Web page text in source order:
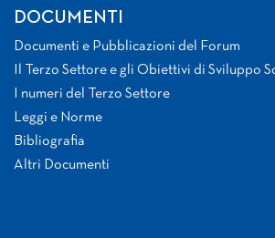
DOCUMENTI
Documenti e Pubblicazioni del Forum
Il Terzo Settore e gli Obiettivi di Sviluppo
I numeri del Terzo Settore
Leggi e Norme
Bibliografia
Altri Documenti